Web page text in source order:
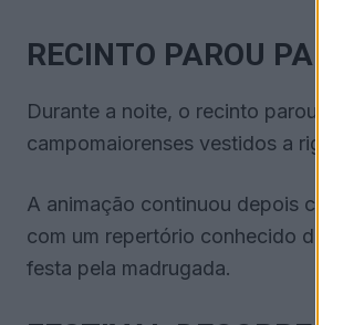
RECINTO PAROU
Durante a noite, o recinto parou
campomaiorenses vestidos a
A animação continuou depois
com um repertório conhecido do
festa pela madrugada.